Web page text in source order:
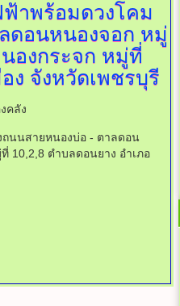
ฟ้าพร้อมดวงโคม
ดอนหนองจอก หมู่
องกระจก หมู่ที่
ง จังหวัดเพชรบุรี
คลัง
ถนนสายหนองบ่อ - ตาลดอน
10,2,8 ตำบลดอนยาง อำเภอ